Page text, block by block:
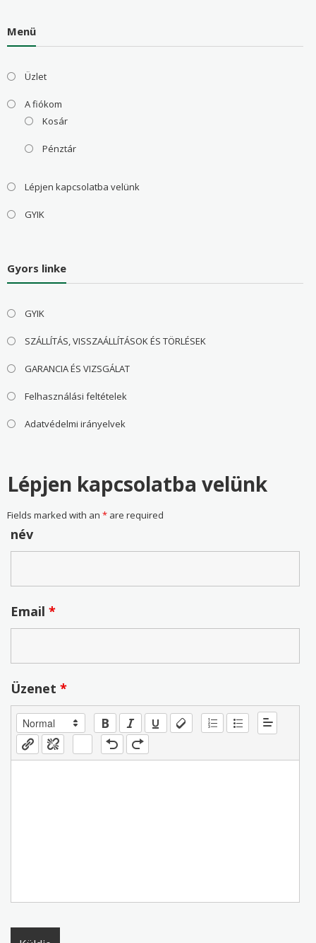
Menü
Üzlet
A fiókom
Kosár
Pénztár
Lépjen kapcsolatba velünk
GYIK
Gyors linke
GYIK
SZÁLLÍTÁS, VISSZAÁLLÍTÁSOK ÉS TÖRLÉSEK
GARANCIA ÉS VIZSGÁLAT
Felhasználási feltételek
Adatvédelmi irányelvek
Lépjen kapcsolatba velünk
Fields marked with an *are required
név
Email *
Üzenet *